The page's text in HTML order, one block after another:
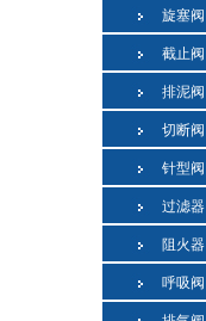
旋塞阀
截止阀
排泥阀
切断阀
针型阀
过滤器
阻火器
呼吸阀